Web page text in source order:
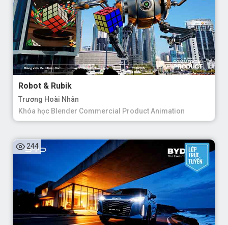
Robot & Rubik
Trương Hoài Nhân
Khóa học Blender Commercial Product Animation
244